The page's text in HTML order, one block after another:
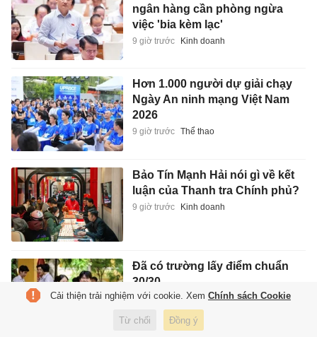
ngân hàng cần phòng ngừa
việc 'bia kèm lạc'
9 giờ trước Kinh doanh
Hơn 1.000 người dự giải chạy
Ngày An ninh mạng Việt Nam
2026
9 giờ trước Thể thao
Bảo Tín Mạnh Hải nói gì về kết
luận của Thanh tra Chính phủ?
9 giờ trước Kinh doanh
Đã có trường lấy điểm chuẩn
30/30
10 giờ trước Giáo dục
Cải thiện trải nghiệm với cookie. Xem Chính sách Cookie
Từ chối Đồng ý